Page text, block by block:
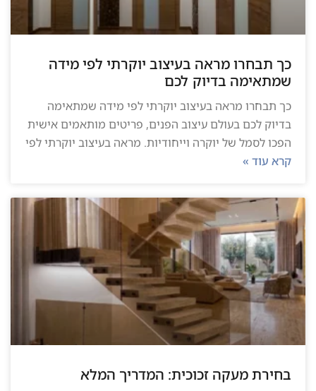
כך תבחרו מראה בעיצוב יוקרתי לפי מידה
שמתאימה בדיוק לכם
כך תבחרו מראה בעיצוב יוקרתי לפי מידה שמתאימה
בדיוק לכם בעולם עיצוב הפנים, פריטים מותאמים אישית
הפכו לסמל של יוקרה וייחודיות. מראה בעיצוב יוקרתי לפי
קרא עוד »
בחירת מעקה זכוכית: המדריך המלא